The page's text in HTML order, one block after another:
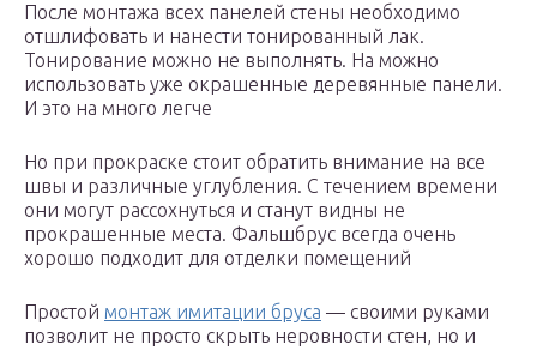
После монтажа всех панелей стены необходимо
отшлифовать и нанести тонированный лак.
Тонирование можно не выполнять. На можно
использовать уже окрашенные деревянные панели.
И это на много легче
Но при прокраске стоит обратить внимание на все
швы и различные углубления. С течением времени
они могут рассохнуться и станут видны не
прокрашенные места. Фальшбрус всегда очень
хорошо подходит для отделки помещений
Простой монтаж имитации бруса — своими руками
позволит не просто скрыть неровности стен, но и